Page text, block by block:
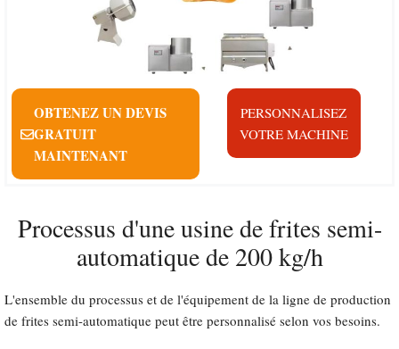
OBTENEZ UN DEVIS
GRATUIT
MAINTENANT
PERSONNALISEZ
VOTRE MACHINE
Processus d'une usine de frites semi-
automatique de 200 kg/h
L'ensemble du processus et de l'équipement de la ligne de production
de frites semi-automatique peut être personnalisé selon vos besoins.